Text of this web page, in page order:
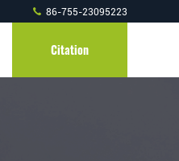
86-755-23095223
Citation